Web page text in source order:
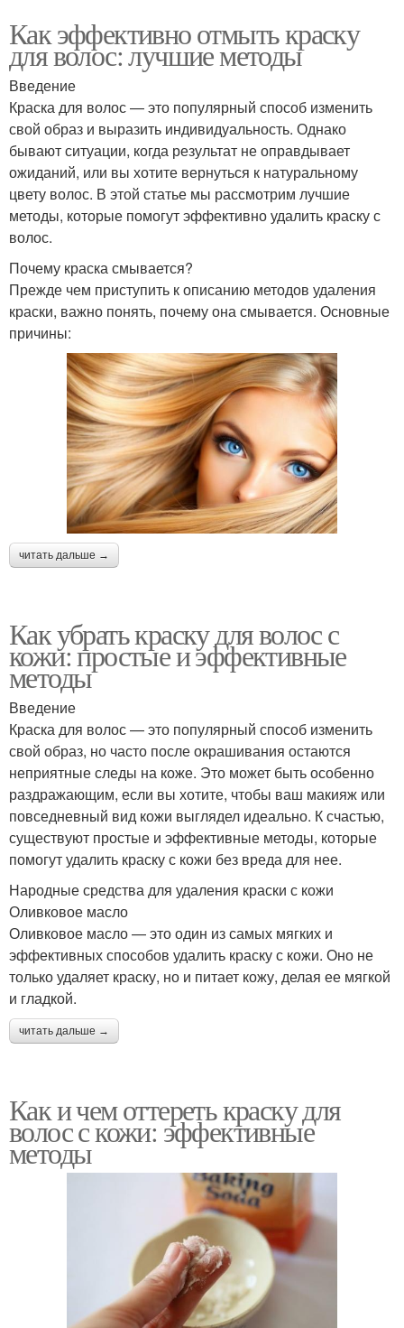
Как эффективно отмыть краску
для волос: лучшие методы
Введение
Краска для волос — это популярный способ изменить
свой образ и выразить индивидуальность. Однако
бывают ситуации, когда результат не оправдывает
ожиданий, или вы хотите вернуться к натуральному
цвету волос. В этой статье мы рассмотрим лучшие
методы, которые помогут эффективно удалить краску с
волос.
Почему краска смывается?
Прежде чем приступить к описанию методов удаления
краски, важно понять, почему она смывается. Основные
причины:
читать дальше →
Как убрать краску для волос с
кожи: простые и эффективные
методы
Введение
Краска для волос — это популярный способ изменить
свой образ, но часто после окрашивания остаются
неприятные следы на коже. Это может быть особенно
раздражающим, если вы хотите, чтобы ваш макияж или
повседневный вид кожи выглядел идеально. К счастью,
существуют простые и эффективные методы, которые
помогут удалить краску с кожи без вреда для нее.
Народные средства для удаления краски с кожи
Оливковое масло
Оливковое масло — это один из самых мягких и
эффективных способов удалить краску с кожи. Оно не
только удаляет краску, но и питает кожу, делая ее мягкой
и гладкой.
читать дальше →
Как и чем оттереть краску для
волос с кожи: эффективные
методы